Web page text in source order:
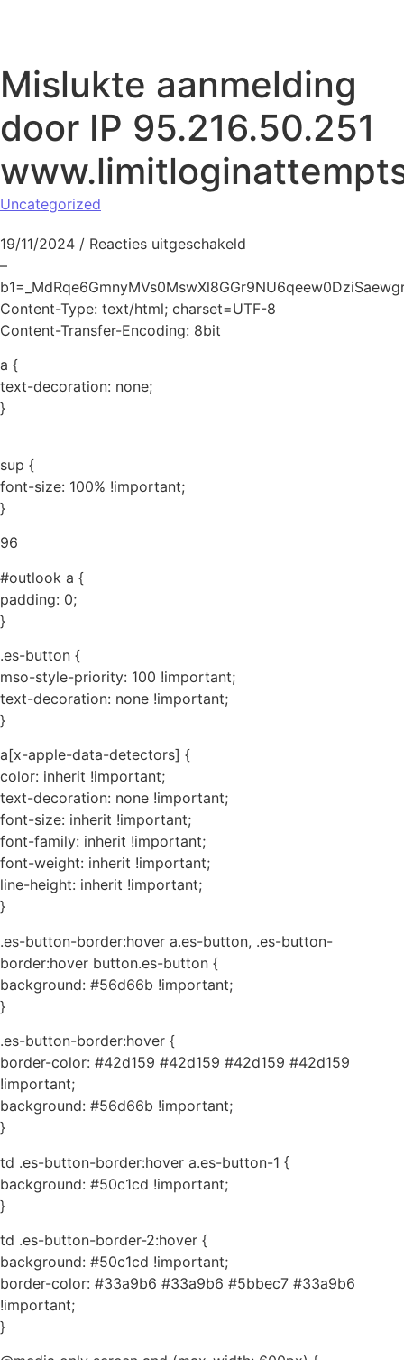
Mislukte aanmelding
door IP 95.216.50.251
Uncategorized
19/11/2024 / Reacties uitgeschakeld
–
Content-Type: text/html; charset=UTF-8
Content-Transfer-Encoding: 8bit
a {
text-decoration: none;
}
sup {
font-size: 100% !important;
}
96
#outlook a {
padding: 0;
}
.es-button {
mso-style-priority: 100 !important;
text-decoration: none !important;
}
a[x-apple-data-detectors] {
color: inherit !important;
text-decoration: none !important;
font-size: inherit !important;
font-family: inherit !important;
font-weight: inherit !important;
line-height: inherit !important;
}
.es-button-border:hover a.es-button, .es-button-
border:hover button.es-button {
background: #56d66b !important;
}
.es-button-border:hover {
border-color: #42d159 #42d159 #42d159 #42d159
!important;
background: #56d66b !important;
}
td .es-button-border:hover a.es-button-1 {
background: #50c1cd !important;
}
td .es-button-border-2:hover {
background: #50c1cd !important;
border-color: #33a9b6 #33a9b6 #5bbec7 #33a9b6
!important;
}